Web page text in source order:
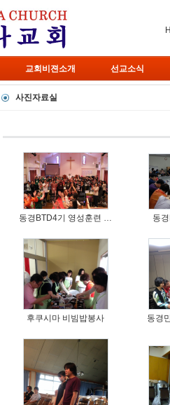
교회비젼소개 선교소식
사진자료실
동경BTD4기 영성훈련 … 동
후쿠시마 비빔밥봉사 동경